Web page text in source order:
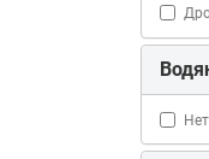
Нет